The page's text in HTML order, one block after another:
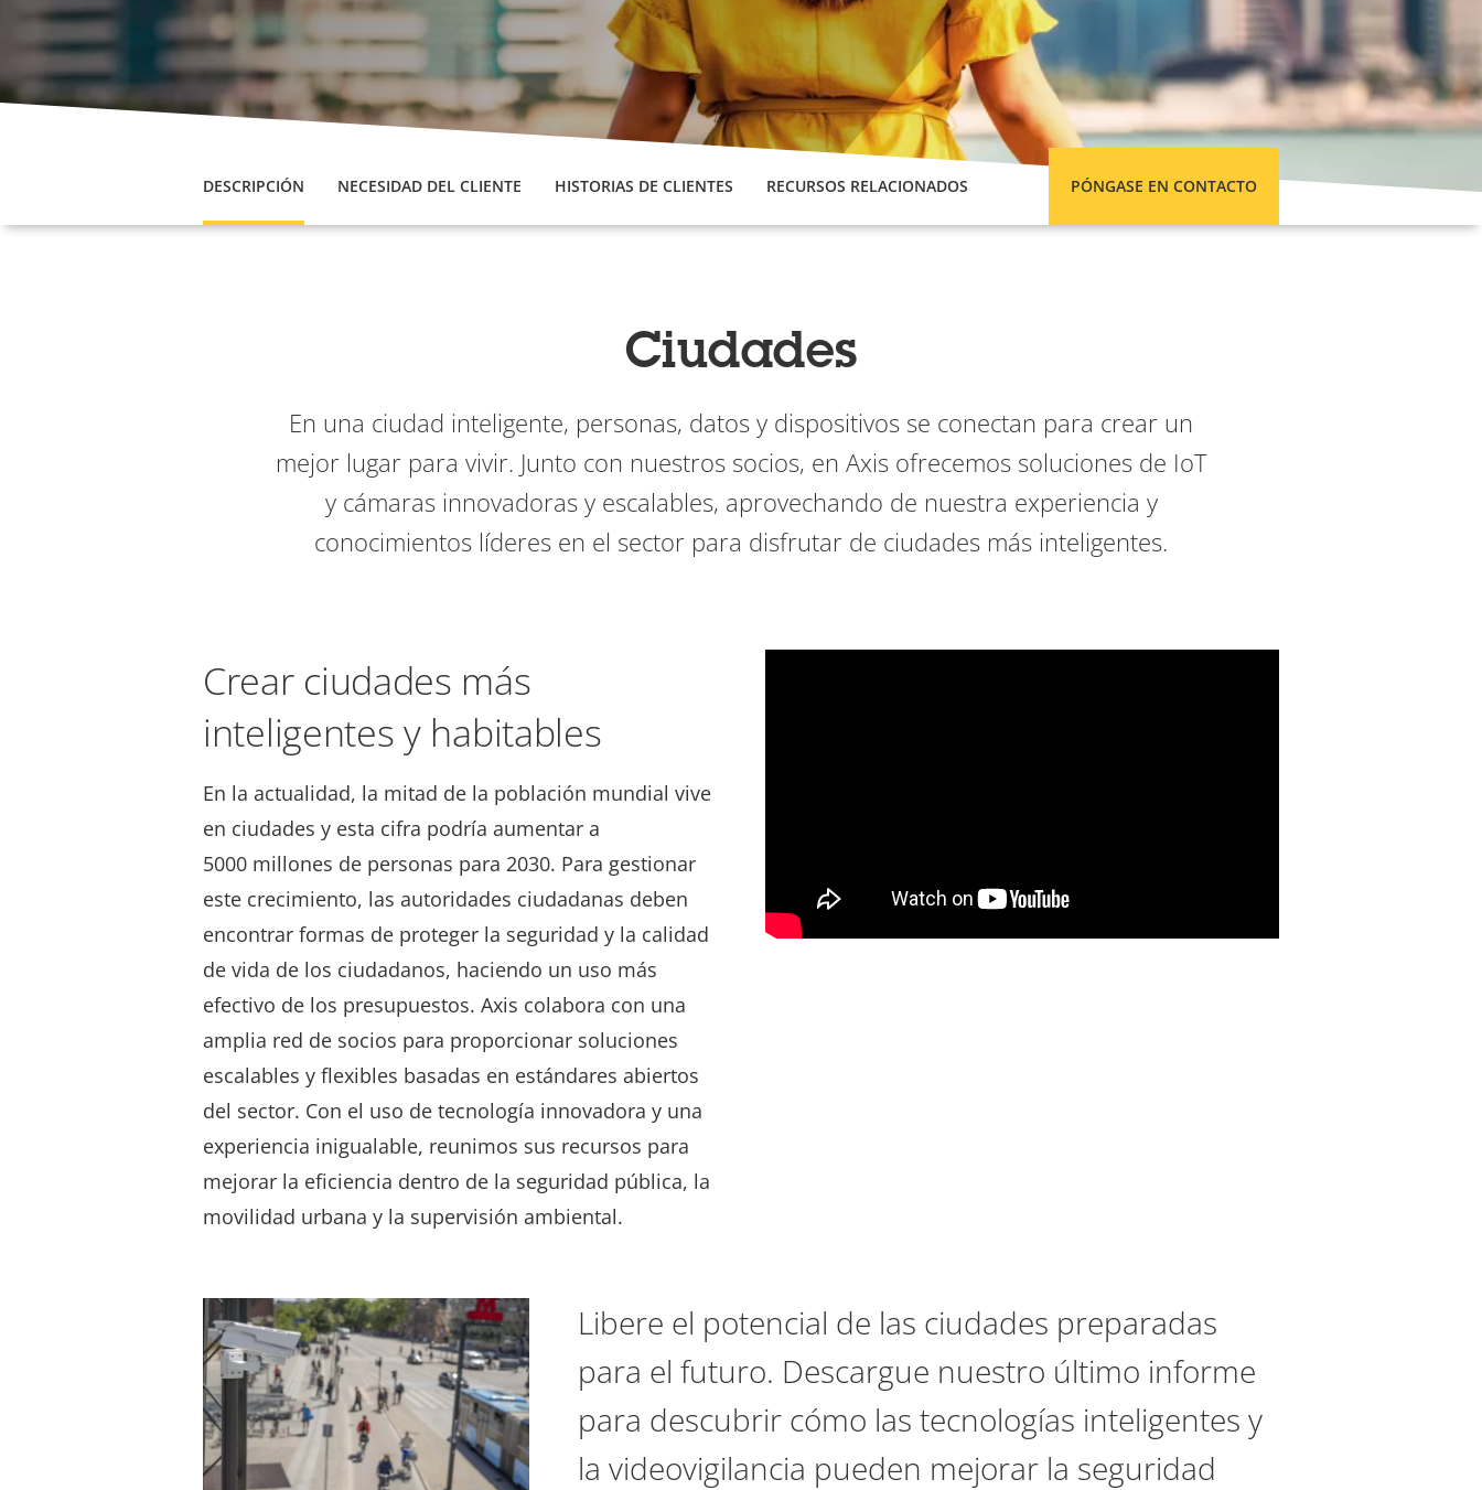
DESCRIPCIÓN NECESIDAD DEL CLIENTE HISTORIAS DE CLIENTES RECURSOS RELACIONADOS PÓNGASE EN CONTACTO
Ciudades
En una ciudad inteligente, personas, datos y dispositivos se conectan para crear un
mejor lugar para vivir. Junto con nuestros socios, en Axis ofrecemos soluciones de IoT
y cámaras innovadoras y escalables, aprovechando de nuestra experiencia y
conocimientos líderes en el sector para disfrutar de ciudades más inteligentes.
Crear ciudades más
inteligentes y habitables
En la actualidad, la mitad de la población mundial vive
en ciudades y esta cifra podría aumentar a
5000 millones de personas para 2030. Para gestionar
este crecimiento, las autoridades ciudadanas deben
encontrar formas de proteger la seguridad y la calidad
de vida de los ciudadanos, haciendo un uso más
efectivo de los presupuestos. Axis colabora con una
amplia red de socios para proporcionar soluciones
escalables y flexibles basadas en estándares abiertos
del sector. Con el uso de tecnología innovadora y una
experiencia inigualable, reunimos sus recursos para
mejorar la eficiencia dentro de la seguridad pública, la
movilidad urbana y la supervisión ambiental.
Libere el potencial de las ciudades preparadas
para el futuro. Descargue nuestro último informe
para descubrir cómo las tecnologías inteligentes y
la videovigilancia pueden mejorar la seguridad